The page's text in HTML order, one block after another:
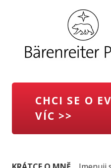
CHCI SE O
VÍC >>